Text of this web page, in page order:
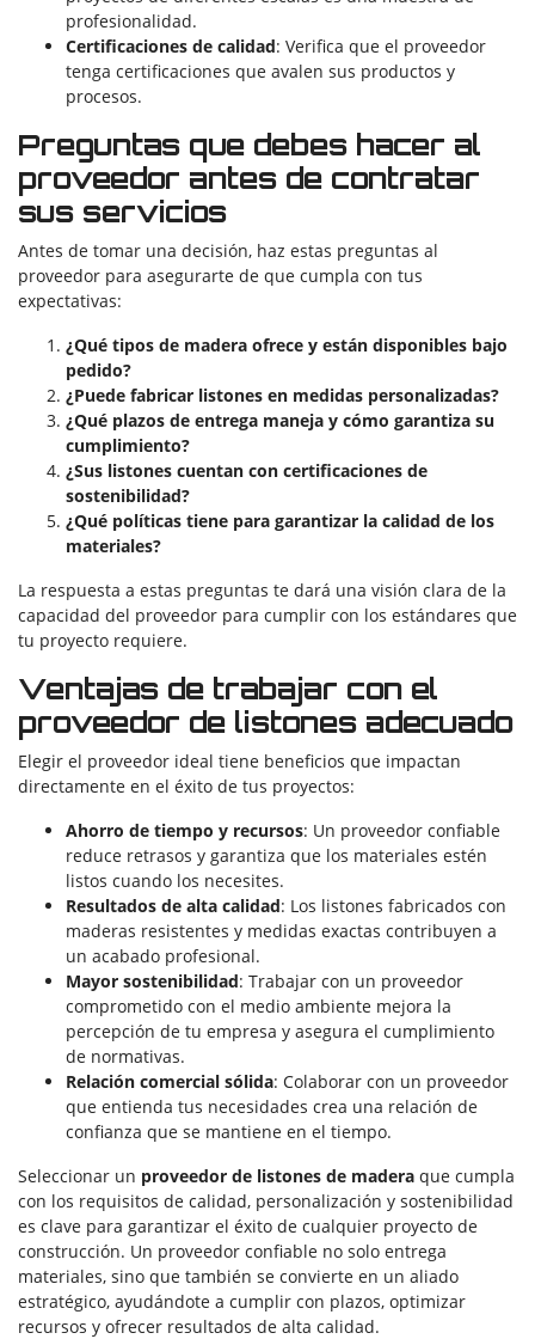
profesionalidad.
Certificaciones de calidad: Verifica que el proveedor
tenga certificaciones que avalen sus productos y
procesos.
Preguntas que debes hacer al
proveedor antes de contratar
sus servicios
Antes de tomar una decisión, haz estas preguntas al
proveedor para asegurarte de que cumpla con tus
expectativas:
¿Qué tipos de madera ofrece y están disponibles bajo
pedido?
¿Puede fabricar listones en medidas personalizadas?
¿Qué plazos de entrega maneja y cómo garantiza su
cumplimiento?
¿Sus listones cuentan con certificaciones de
sostenibilidad?
¿Qué políticas tiene para garantizar la calidad de los
materiales?
La respuesta a estas preguntas te dará una visión clara de la
capacidad del proveedor para cumplir con los estándares que
tu proyecto requiere.
Ventajas de trabajar con el
proveedor de listones adecuado
Elegir el proveedor ideal tiene beneficios que impactan
directamente en el éxito de tus proyectos:
Ahorro de tiempo y recursos: Un proveedor confiable
reduce retrasos y garantiza que los materiales estén
listos cuando los necesites.
Resultados de alta calidad: Los listones fabricados con
maderas resistentes y medidas exactas contribuyen a
un acabado profesional.
Mayor sostenibilidad: Trabajar con un proveedor
comprometido con el medio ambiente mejora la
percepción de tu empresa y asegura el cumplimiento
de normativas.
Relación comercial sólida: Colaborar con un proveedor
que entienda tus necesidades crea una relación de
confianza que se mantiene en el tiempo.
Seleccionar un proveedor de listones de madera que cumpla
con los requisitos de calidad, personalización y sostenibilidad
es clave para garantizar el éxito de cualquier proyecto de
construcción. Un proveedor confiable no solo entrega
materiales, sino que también se convierte en un aliado
estratégico, ayudándote a cumplir con plazos, optimizar
recursos y ofrecer resultados de alta calidad.